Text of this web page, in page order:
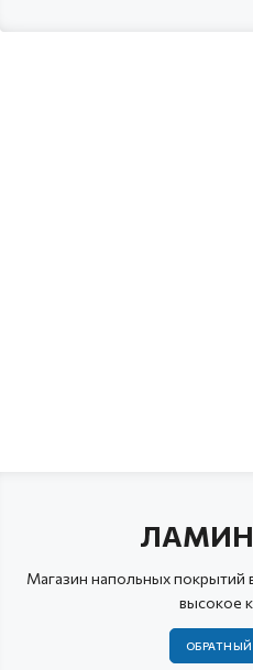
Магазин напольных покрытий
высокое